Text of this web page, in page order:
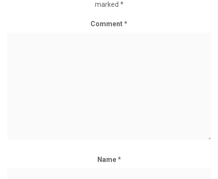
marked *
Comment*
Name*